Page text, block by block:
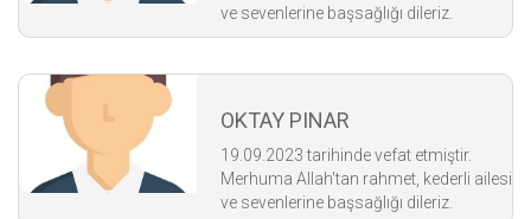
ve sevenlerine başsağlığı dileriz.
OKTAY PINAR
19.09.2023 tarihinde vefat etmiştir.
Merhuma Allah'tan rahmet, kederli ailesi
ve sevenlerine başsağlığı dileriz.